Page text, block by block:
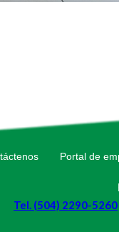
Portal de
Tel. (504) 2290-5260